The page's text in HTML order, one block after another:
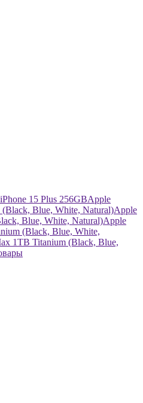
15 Plus 256GBApple
Blue, White, Natural)Apple
Blue, White, Natural)Apple
(Black, Blue, White,
1TB Titanium (Black, Blue,